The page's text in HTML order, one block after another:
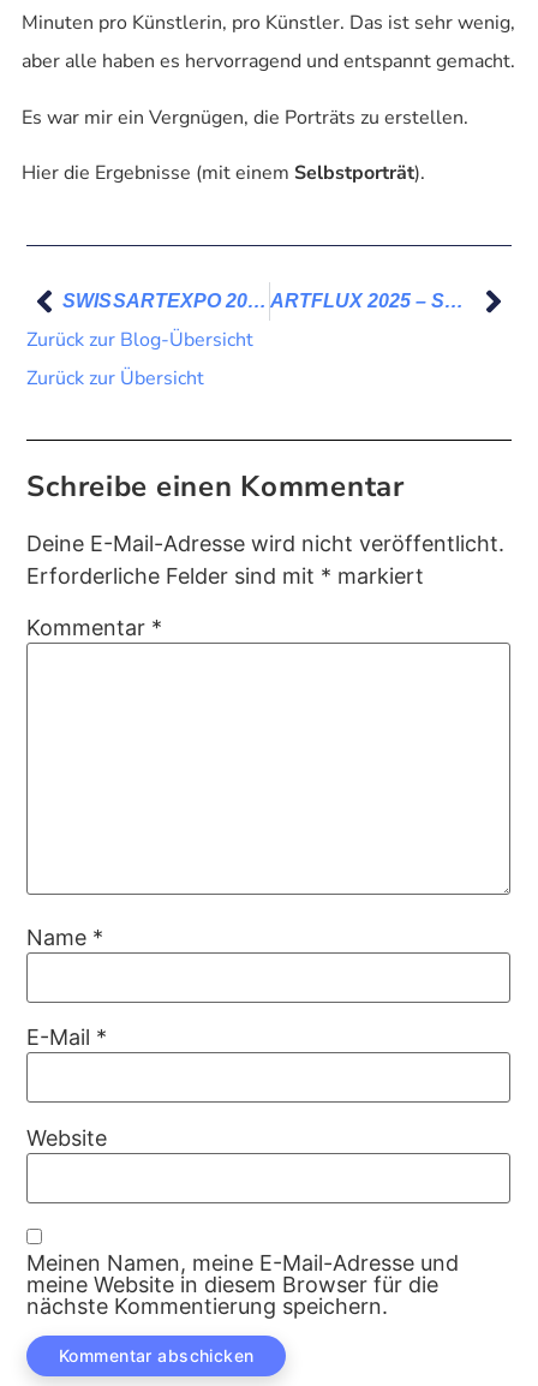
Minuten pro Künstlerin, pro Künstler. Das ist sehr wenig,
aber alle haben es hervorragend und entspannt gemacht.
Es war mir ein Vergnügen, die Porträts zu erstellen.
Hier die Ergebnisse (mit einem Selbstporträt).
SWISSARTEXPO 2025 – Thank You ARTFLUX 2025 – Südkurier und SchwaBo am 08. Oktober 2025
Zurück zur Blog-Übersicht
Zurück zur Übersicht
Schreibe einen Kommentar
Deine E-Mail-Adresse wird nicht veröffentlicht.
Erforderliche Felder sind mit * markiert
Kommentar *
Name *
E-Mail *
Website
Meinen Namen, meine E-Mail-Adresse und
meine Website in diesem Browser für die
nächste Kommentierung speichern.